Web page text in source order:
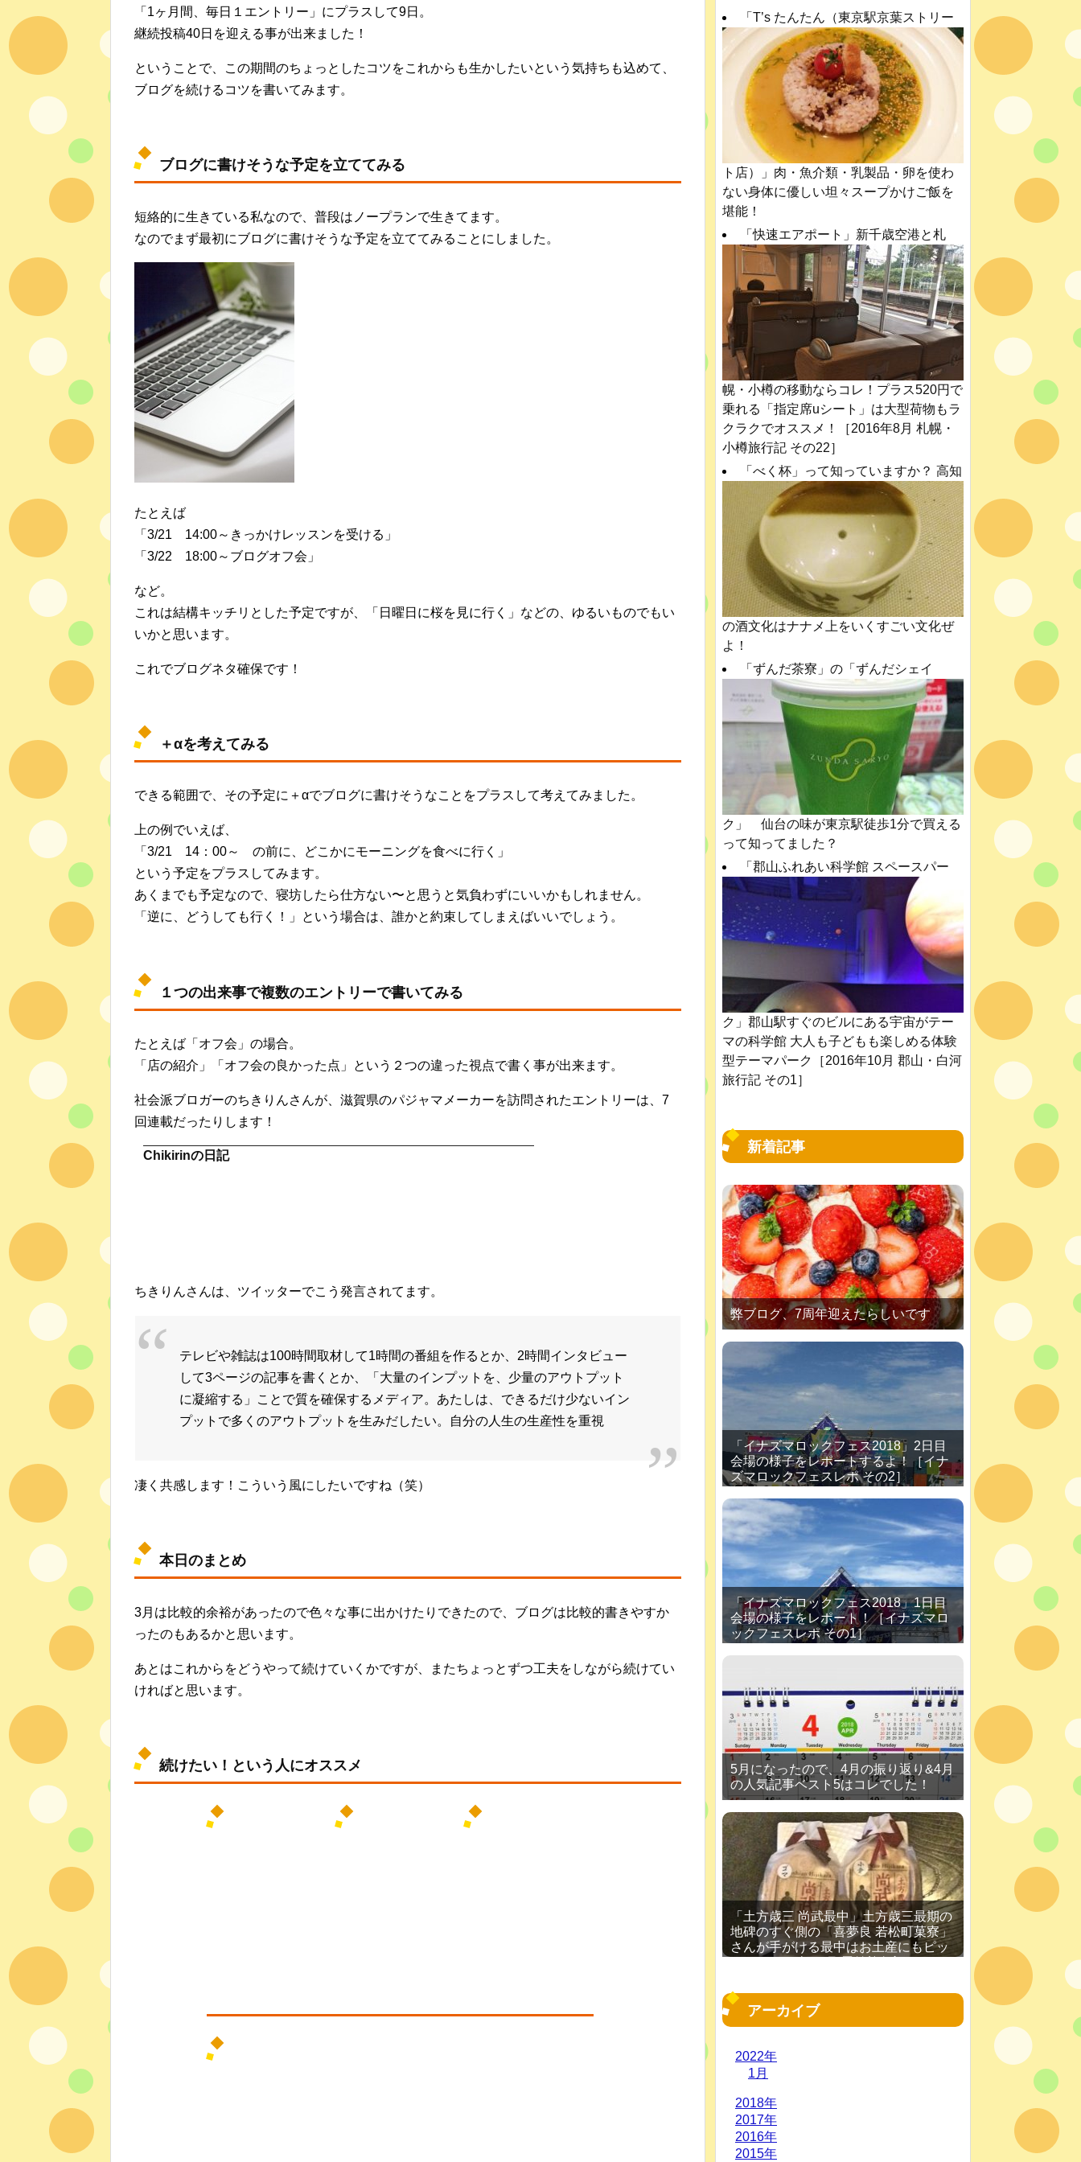
「1ヶ月間、毎日１エントリー」にプラスして9日。
継続投稿40日を迎える事が出来ました！
ということで、この期間のちょっとしたコツをこれからも生かしたいという気持ちも込めて、
ブログを続けるコツを書いてみます。
ブログに書けそうな予定を立ててみる
短絡的に生きている私なので、普段はノープランで生きてます。
なのでまず最初にブログに書けそうな予定を立ててみることにしました。
たとえば
「3/21 14:00～きっかけレッスンを受ける」
「3/22 18:00～ブログオフ会」
など。
これは結構キッチリとした予定ですが、「日曜日に桜を見に行く」などの、ゆるいものでもい
いかと思います。
これでブログネタ確保です！
＋αを考えてみる
できる範囲で、その予定に＋αでブログに書けそうなことをプラスして考えてみました。
上の例でいえば、
「3/21 14：00～ の前に、どこかにモーニングを食べに行く」
という予定をプラスしてみます。
あくまでも予定なので、寝坊したら仕方ない〜と思うと気負わずにいいかもしれません。
「逆に、どうしても行く！」という場合は、誰かと約束してしまえばいいでしょう。
１つの出来事で複数のエントリーで書いてみる
たとえば「オフ会」の場合。
「店の紹介」「オフ会の良かった点」という２つの違った視点で書く事が出来ます。
社会派ブロガーのちきりんさんが、滋賀県のパジャマメーカーを訪問されたエントリーは、7
回連載だったりします！
Chikirinの日記
ちきりんさんは、ツイッターでこう発言されてます。
テレビや雑誌は100時間取材して1時間の番組を作るとか、2時間インタビュー
して3ページの記事を書くとか、「大量のインプットを、少量のアウトプット
に凝縮する」ことで質を確保するメディア。あたしは、できるだけ少ないイン
プットで多くのアウトプットを生みだしたい。自分の人生の生産性を重視
凄く共感します！こういう風にしたいですね（笑）
本日のまとめ
3月は比較的余裕があったので色々な事に出かけたりできたので、ブログは比較的書きやすか
ったのもあるかと思います。
あとはこれからをどうやって続けていくかですが、またちょっとずつ工夫をしながら続けてい
ければと思います。
続けたい！という人にオススメ
「T’s たんたん（東京駅京葉ストリー
ト店）」肉・魚介類・乳製品・卵を使わ
ない身体に優しい坦々スープかけご飯を
堪能！
「快速エアポート」新千歳空港と札
幌・小樽の移動ならコレ！プラス520円で
乗れる「指定席uシート」は大型荷物もラ
クラクでオススメ！［2016年8月 札幌・
小樽旅行記 その22］
「べく杯」って知っていますか？ 高知
の酒文化はナナメ上をいくすごい文化ぜ
よ！
「ずんだ茶寮」の「ずんだシェイ
ク」 仙台の味が東京駅徒歩1分で買える
って知ってました？
「郡山ふれあい科学館 スペースパー
ク」郡山駅すぐのビルにある宇宙がテー
マの科学館 大人も子どもも楽しめる体験
型テーマパーク［2016年10月 郡山・白河
旅行記 その1］
新着記事
弊ブログ、7周年迎えたらしいです
「イナズマロックフェス2018」2日目
会場の様子をレポートするよ！［イナ
ズマロックフェスレポ その2］
「イナズマロックフェス2018」1日目
会場の様子をレポート！［イナズマロ
ックフェスレポ その1］
5月になったので、4月の振り返り&4月
の人気記事ベスト5はコレでした！
「土方歳三 尚武最中」土方歳三最期の
地碑のすぐ側の「喜夢良 若松町菓寮」
さんが手がける最中はお土産にもピッ
アーカイブ
2022年
1月
2018年
2017年
2016年
2015年